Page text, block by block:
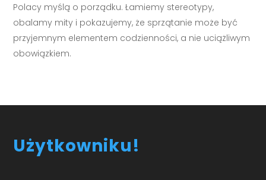
Polacy myślą o porządku. Łamiemy stereotypy,
obalamy mity i pokazujemy, że sprzątanie może być
przyjemnym elementem codzienności, a nie uciążliwym
obowiązkiem.
Użytkowniku!